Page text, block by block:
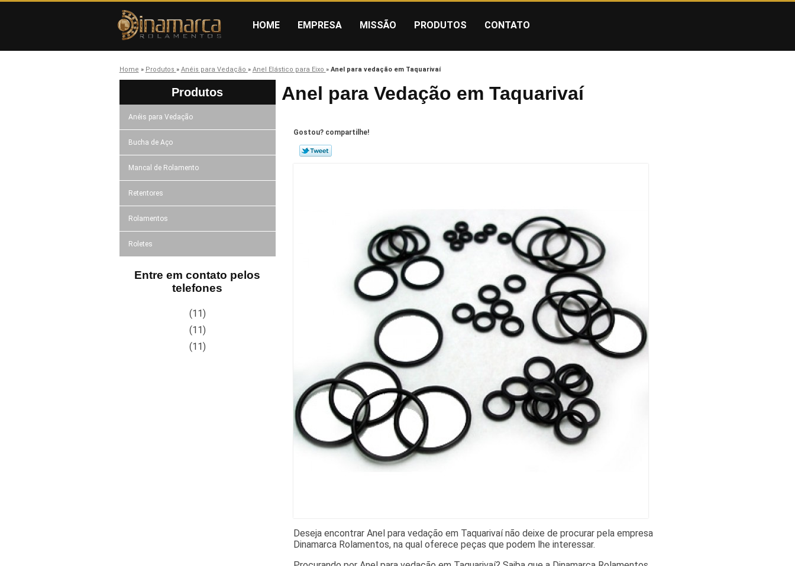
HOME EMPRESA MISSÃO PRODUTOS CONTATO
Home » Produtos » Anéis para Vedação » Anel Elástico para Eixo » Anel para vedação em Taquarivaí
Produtos
Anéis para Vedação
Bucha de Aço
Mancal de Rolamento
Retentores
Rolamentos
Roletes
Entre em contato pelos
telefones
(11)
(11)
(11)
Anel para Vedação em Taquarivaí
Gostou? compartilhe!
Deseja encontrar Anel para vedação em Taquarivaí não deixe de procurar pela empresa
Dinamarca Rolamentos, na qual oferece peças que podem lhe interessar.